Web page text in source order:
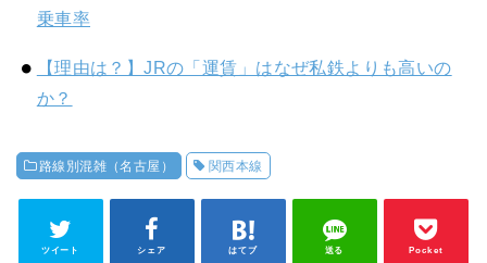
乗車率
【理由は？】JRの「運賃」はなぜ私鉄よりも高いの
か？
路線別混雑（名古屋） 関西本線
ツイート シェア はてブ 送る Pocket